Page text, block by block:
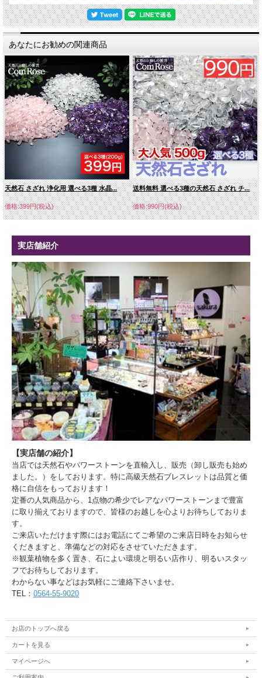
あなたにお勧めの関連商品
天然石 さざれ 浄化用 選べる3種 水晶...
価格:399円(税込)
送料無料 選べる3種の天然石 さざれ チ...
価格:990円(税込)
実店舗紹介
【実店舗の紹介】
当店では天然石やパワーストーンを直輸入し、販売（卸し販売も始め
ました。）をしております。特に高級天然石ブレスレットは品質と価
格に自信をもっております！
定番の人気商品から、1点物の希少でレアなパワーストーンまで豊富
に取り揃えておりますので、皆様のお越しを心よりお待ちしておりま
す。
ご来店いただけます際にはお電話にてご希望のご来店日時をお知らせ
くだきますと、準備などの対応をさせていただきます。
※観葉植物を多く置き、石によい環境と明るい店作り、明るいスタッ
フでお待ちしております。
わからない事などはお気軽にご連絡下さいませ。
TEL： 0564-55-9020
お店のトップへ戻る
カートを見る
マイページへ